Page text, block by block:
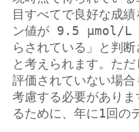
目すべてで良好な成
ン値が 9.5 µmol/L
らされている」と判
と考えられます。た
評価されていない場
考慮する必要があり
るために、年に1回の